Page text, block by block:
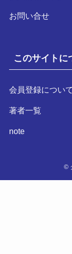
お問い合せ
このサイトに
会員登録について
著者一覧
note
©